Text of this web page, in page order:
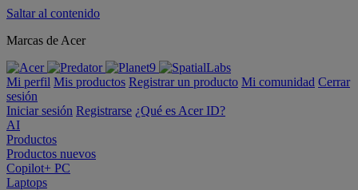
Saltar al contenido
Marcas de Acer
Mi perfil Mis productos Registrar un producto Mi comunidad Cerrar
sesión
Iniciar sesión Registrarse ¿Qué es Acer ID?
AI
Productos
Productos nuevos
Copilot+ PC
Laptops